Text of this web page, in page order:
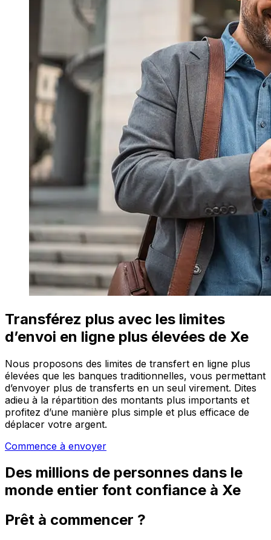
Transférez plus avec les limites
d’envoi en ligne plus élevées de Xe
Nous proposons des limites de transfert en ligne plus
élevées que les banques traditionnelles, vous permettant
d’envoyer plus de transferts en un seul virement. Dites
adieu à la répartition des montants plus importants et
profitez d’une manière plus simple et plus efficace de
déplacer votre argent.
Commence à envoyer
Des millions de personnes dans le
monde entier font confiance à Xe
Prêt à commencer ?